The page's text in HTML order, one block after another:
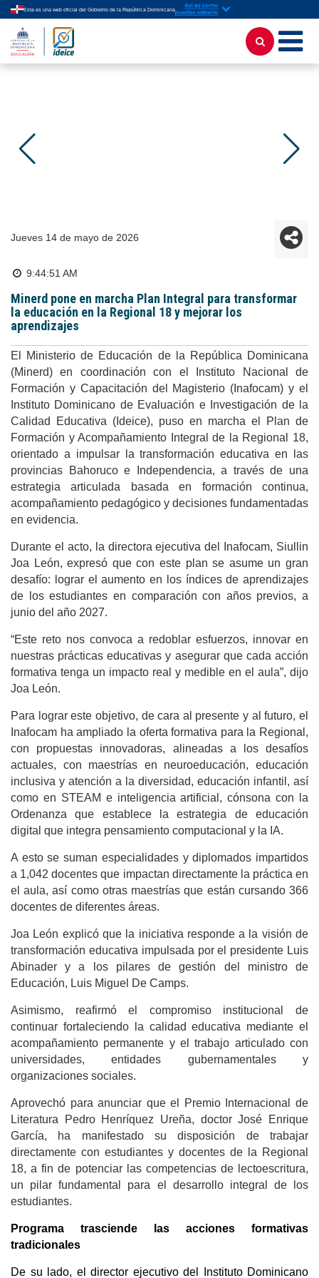
Esta es una web oficial del Gobierno de la República Dominicana
jueves 14 de mayo de 2026
9:44:51 AM
Minerd pone en marcha Plan Integral para transformar
la educación en la Regional 18 y mejorar los
aprendizajes
El Ministerio de Educación de la República Dominicana
(Minerd) en coordinación con el Instituto Nacional de
Formación y Capacitación del Magisterio (Inafocam) y el
Instituto Dominicano de Evaluación e Investigación de la
Calidad Educativa (Ideice), puso en marcha el Plan de
Formación y Acompañamiento Integral de la Regional 18,
orientado a impulsar la transformación educativa en las
provincias Bahoruco e Independencia, a través de una
estrategia articulada basada en formación continua,
acompañamiento pedagógico y decisiones fundamentadas
en evidencia.
Durante el acto, la directora ejecutiva del Inafocam, Siullin
Joa León, expresó que con este plan se asumeun gran
desafío: lograr el aumento en los índices de aprendizajes
de los estudiantes en comparación con años previos, a
junio del año 2027.
“Este reto nos convoca a redoblar esfuerzos, innovar en
nuestras prácticas educativas y asegurar que cada acción
formativa tenga un impacto real y medible en el aula”, dijo
Joa León.
Para lograr este objetivo, de cara al presente y al futuro, el
Inafocam ha ampliado la oferta formativa para la Regional,
con propuestas innovadoras, alineadas a los desafíos
actuales, con maestrías en neuroeducación, educación
inclusiva y atención a la diversidad, educación infantil, así
como en STEAM e inteligencia artificial, cónsona con la
Ordenanza que establece la estrategia de educación
digital que integra pensamiento computacional y la IA.
A esto se suman especialidades y diplomados impartidos
a 1,042 docentes que impactan directamente la práctica en
el aula, así como otras maestrías que están cursando 366
docentes de diferentes áreas.
Joa León explicó que la iniciativa responde a la visión de
transformación educativa impulsada por el presidente Luis
Abinader y a los pilares de gestión del ministro de
Educación, Luis Miguel De Camps.
Asimismo, reafirmó el compromiso institucional de
continuar fortaleciendo la calidad educativa mediante el
acompañamiento permanente y el trabajo articulado con
universidades, entidades gubernamentales y
organizaciones sociales.
Aprovechó para anunciar que el Premio Internacional de
Literatura Pedro Henríquez Ureña, doctor José Enrique
García, ha manifestado su disposición de trabajar
directamente con estudiantes y docentes de la Regional
18, a fin de potenciar las competencias de lectoescritura,
un pilar fundamental para el desarrollo integral de los
estudiantes.
Programa trasciende las acciones formativas
tradicionales
De su lado, el director ejecutivo del Instituto Dominicano